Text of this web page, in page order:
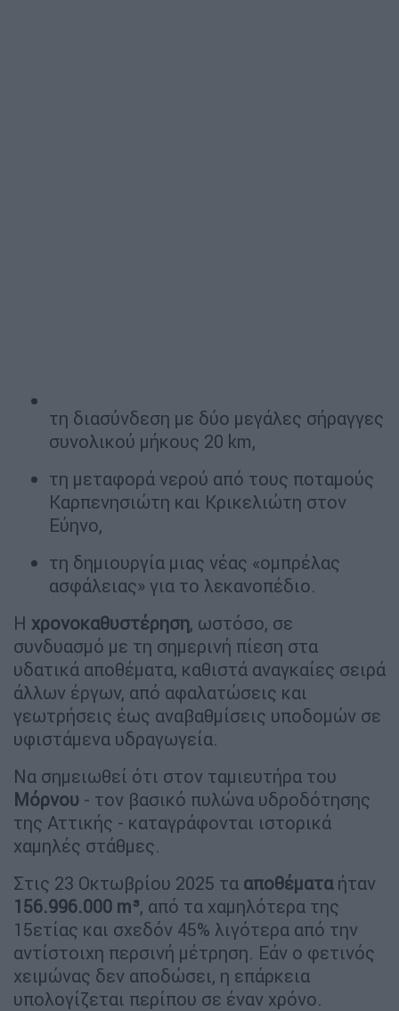
τη διασύνδεση με δύο μεγάλες σήραγγες
συνολικού μήκους 20 km,
τη μεταφορά νερού από τους ποταμούς
Καρπενησιώτη και Κρικελιώτη στον
Εύηνο,
τη δημιουργία μιας νέας «ομπρέλας
ασφάλειας» για το λεκανοπέδιο.
Η χρονοκαθυστέρηση, ωστόσο, σε
συνδυασμό με τη σημερινή πίεση στα
υδατικά αποθέματα, καθιστά αναγκαίες σειρά
άλλων έργων, από αφαλατώσεις και
γεωτρήσεις έως αναβαθμίσεις υποδομών σε
υφιστάμενα υδραγωγεία.
Να σημειωθεί ότι στον ταμιευτήρα του
Μόρνου - τον βασικό πυλώνα υδροδότησης
της Αττικής - καταγράφονται ιστορικά
χαμηλές στάθμες.
Στις 23 Οκτωβρίου 2025 τα αποθέματαήταν
156.996.000 m³, από τα χαμηλότερα της
15ετίας και σχεδόν 45% λιγότερα από την
αντίστοιχη περσινή μέτρηση. Εάν ο φετινός
χειμώνας δεν αποδώσει, η επάρκεια
υπολογίζεται περίπου σε έναν χρόνο.